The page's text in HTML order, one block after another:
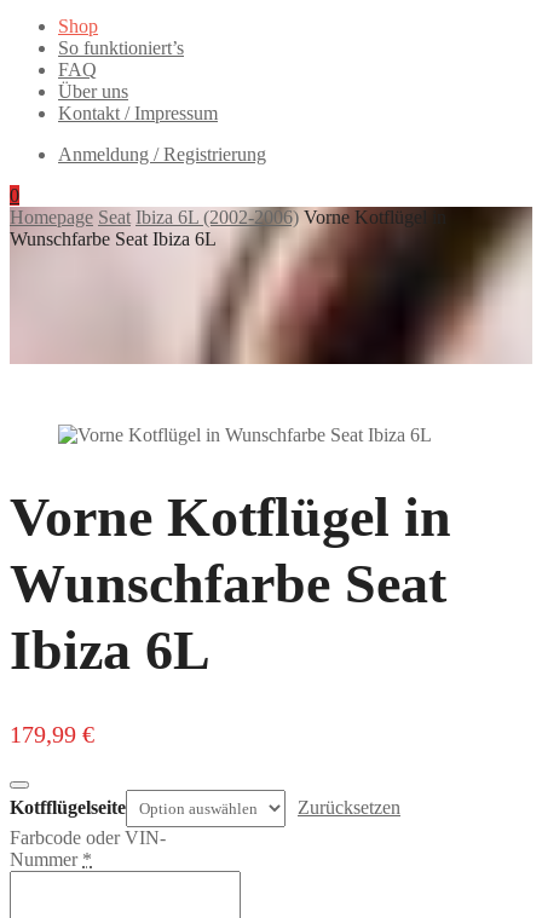
Autoteile
Primary
Menu
Shop
So funktioniert’s
FAQ
Über uns
Kontakt / Impressum
Anmeldung / Registrierung
0
Homepage Seat Ibiza 6L (2002-2006) Vorne Kotflügel in
Wunschfarbe Seat Ibiza 6L
Vorne Kotflügel in
Wunschfarbe Seat
Ibiza 6L
179,99 €
Close
Kotfflügelseite
Zurücksetzen
Farbcode oder VIN-
Nummer *